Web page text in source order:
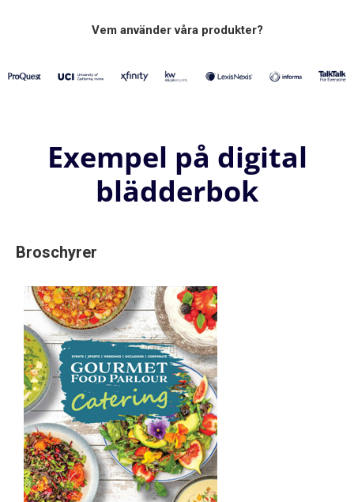
Vem använder våra produkter?
Exempel på digital
blädderbok
Broschyrer